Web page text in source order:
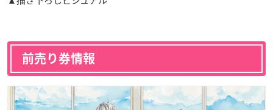
前売り券情報